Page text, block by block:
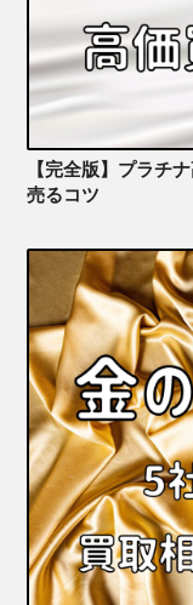
【完全版】プラチ
売るコツ